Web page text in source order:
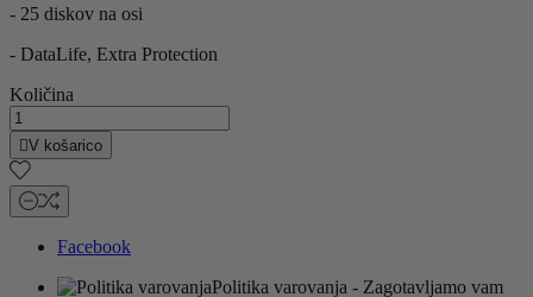
- 25 diskov na osi
- DataLife, Extra Protection
Količina
V košarico
Facebook
Politika varovanja - Zagotavljamo vam